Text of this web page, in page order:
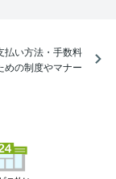
払い方法・手数料
めの制度やマナー